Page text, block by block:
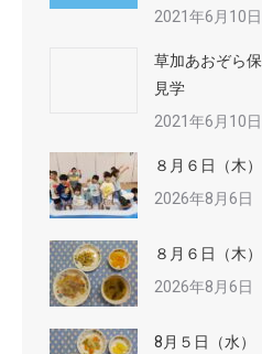
2021年6月10日
草加あおぞら
見学
2021年6月10日
８月６日（木）
2026年8月6日
８月６日（木）
2026年8月6日
8月５日（水）